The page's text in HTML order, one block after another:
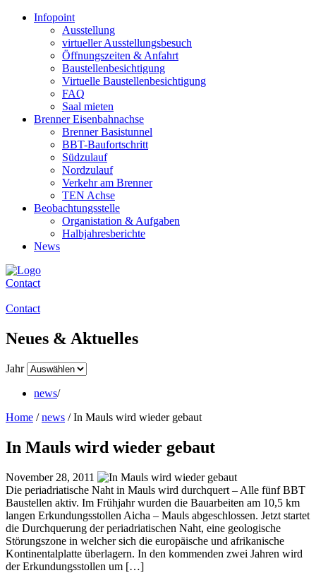
Infopoint
Ausstellung
virtueller Ausstellungsbesuch
Öffnungszeiten & Anfahrt
Baustellenbesichtigung
Virtuelle Baustellenbesichtigung
FAQ
Saal mieten
Brenner Eisenbahnachse
Brenner Basistunnel
BBT-Baufortschritt
Südzulauf
Nordzulauf
Verkehr am Brenner
TEN Achse
Beobachtungsstelle
Organistation & Aufgaben
Halbjahresberichte
News
Contact
Contact
Neues & Aktuelles
Jahr
news/
Home /news /In Mauls wird wieder gebaut
In Mauls wird wieder gebaut
November 28, 2011
Die periadriatische Naht in Mauls wird durchquert – Alle fünf BBT
Baustellen aktiv. Im Frühjahr wurden die Bauarbeiten am 10,5 km
langen Erkundungsstollen Aicha – Mauls abgeschlossen. Jetzt startet
die Durchquerung der periadriatischen Naht, eine geologische
Störungszone in welcher sich die europäische und afrikanische
Kontinentalplatte überlagern. In den kommenden zwei Jahren wird
der Erkundungsstollen um […]